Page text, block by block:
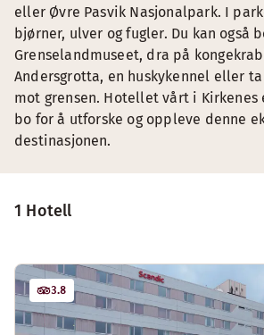
1 Hotell
3.8
eller Øvre Pasvik Nasjonalpark. I
bjørner, ulver og fugler. Du kan også
Grenselandmuseet, dra på
Andersgrotta, en huskykennel eller
mot grensen. Hotellet vårt i
bo for å utforske og oppleve denne
destinasjonen.